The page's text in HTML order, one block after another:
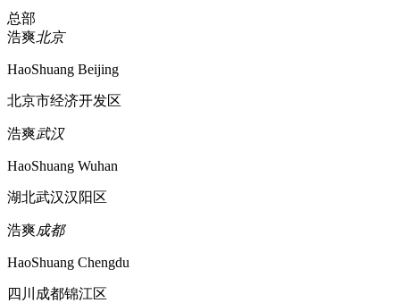
总部
浩爽北京
HaoShuang Beijing
北京市经济开发区
浩爽武汉
HaoShuang Wuhan
湖北武汉汉阳区
浩爽成都
HaoShuang Chengdu
四川成都锦江区